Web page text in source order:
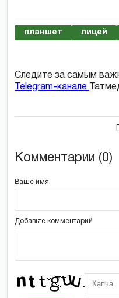
планшет лицей
Следите за самым
Telegram-канале
Комментарии (0)
Ваше имя
Добавьте комментарий